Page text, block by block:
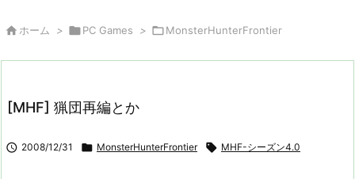
 ホーム > PC Games > MonsterHunterFrontier
[MHF] 猟団再編とか
 2008/12/31  MonsterHunterFrontier  MHF-シーズン4.0